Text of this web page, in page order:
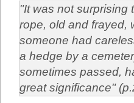
"It was not surprising
rope, old and frayed,
someone had
a hedge by a
sometimes passed,
great significance"